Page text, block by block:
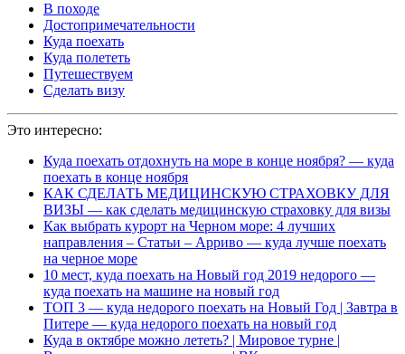
В походе
Достопримечательности
Куда поехать
Куда полететь
Путешествуем
Сделать визу
Это интересно:
Куда поехать отдохнуть на море в конце ноября? — куда
поехать в конце ноября
КАК СДЕЛАТЬ МЕДИЦИНСКУЮ СТРАХОВКУ ДЛЯ
ВИЗЫ — как сделать медицинскую страховку для визы
Как выбрать курорт на Черном море: 4 лучших
направления – Статьи – Арриво — куда лучше поехать
на черное море
10 мест, куда поехать на Новый год 2019 недорого —
куда поехать на машине на новый год
ТОП 3 — куда недорого поехать на Новый Год | Завтра в
Питере — куда недорого поехать на новый год
Куда в октябре можно лететь? | Мировое турне |